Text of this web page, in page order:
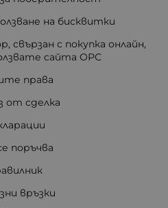
на бисквитки
свързан с покупка онлайн,
сайта ОРС
права
от сделка
поръчва
връзки